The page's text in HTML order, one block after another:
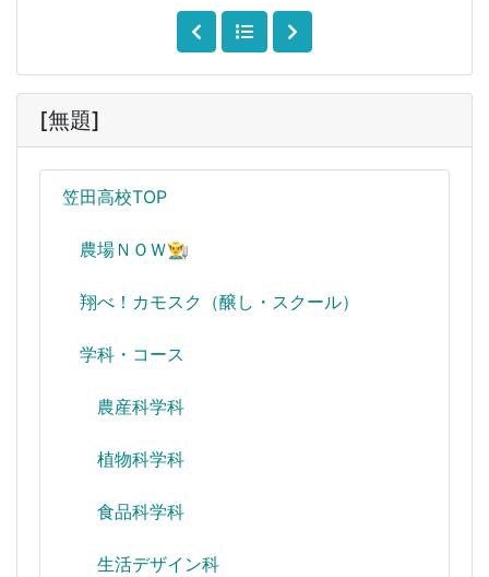
[無題]
笠田高校TOP
農場ＮＯＷ👨‍🌾
翔べ！カモスク（醸し・スクール）
学科・コース
農産科学科
植物科学科
食品科学科
生活デザイン科